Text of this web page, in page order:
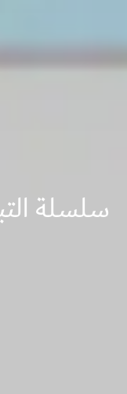
سلسلة